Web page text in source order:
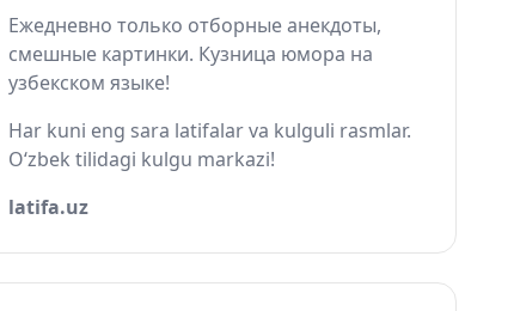
Ежедневно только отборные анекдоты,
смешные картинки. Кузница юмора на
узбекском языке!
Har kuni eng sara latifalar va kulguli rasmlar.
O‘zbek tilidagi kulgu markazi!
latifa.uz